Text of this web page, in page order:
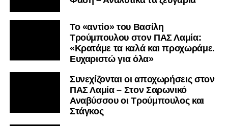
Το «αντίο» του Βασίλη
Τρούμπουλου στον ΠΑΣ Λαμία:
«Κρατάμε τα καλά και προχωράμε.
Ευχαριστώ για όλα»
Συνεχίζονται οι αποχωρήσεις στον
ΠΑΣ Λαμία – Στον Σαρωνικό
Αναβύσσου οι Τρούμπουλος και
Στάγκος